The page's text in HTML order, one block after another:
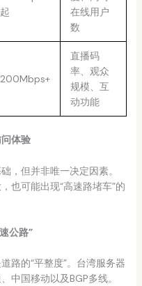
起
在线用户
数
200Mbps+
直播码
率、观众
规模、互
动功能
体验
，但并非唯一决定因素。
也可能出现“高速路堵车”的
公路”
路的“平整度”。台湾服务器
中国移动以及BGP多线。